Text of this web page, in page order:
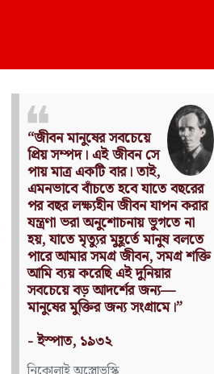
Nothing can have value
without being an object of
utility.
Source: Das Kapital
(Volume I, Chapter 1)
কার্ল মার্কস